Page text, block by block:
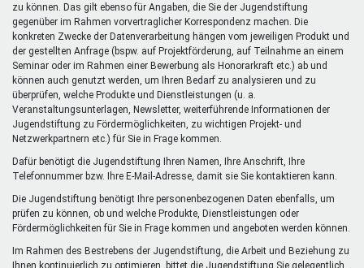
zu können. Das gilt ebenso für Angaben, die Sie der Jugendstiftung
gegenüber im Rahmen vorvertraglicher Korrespondenz machen. Die
konkreten Zwecke der Datenverarbeitung hängen vom jeweiligen Produkt und
der gestellten Anfrage (bspw. auf Projektförderung, auf Teilnahme an einem
Seminar oder im Rahmen einer Bewerbung als Honorarkraft etc.) ab und
können auch genutzt werden, um Ihren Bedarf zu analysieren und zu
überprüfen, welche Produkte und Dienstleistungen (u. a.
Veranstaltungsunterlagen, Newsletter, weiterführende Informationen der
Jugendstiftung zu Fördermöglichkeiten, zu wichtigen Projekt- und
Netzwerkpartnern etc.) für Sie in Frage kommen.
Dafür benötigt die Jugendstiftung Ihren Namen, Ihre Anschrift, Ihre
Telefonnummer bzw. Ihre E-Mail-Adresse, damit sie Sie kontaktieren kann.
Die Jugendstiftung benötigt Ihre personenbezogenen Daten ebenfalls, um
prüfen zu können, ob und welche Produkte, Dienstleistungen oder
Fördermöglichkeiten für Sie in Frage kommen und angeboten werden können.
Im Rahmen des Bestrebens der Jugendstiftung, die Arbeit und Beziehung zu
Ihnen kontinuierlich zu optimieren, bittet die Jugendstiftung Sie gelegentlich,